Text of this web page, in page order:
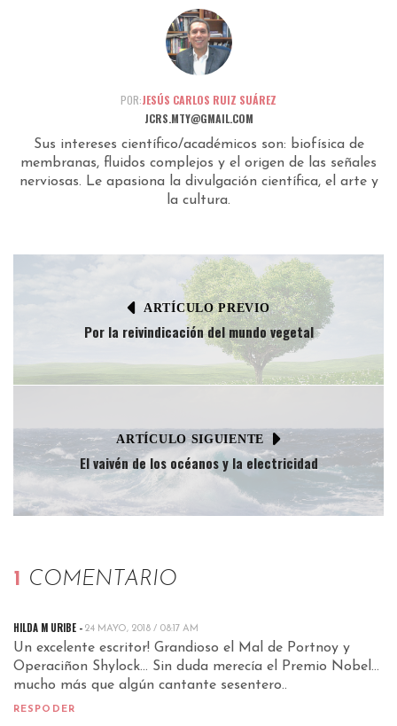
POR:JESÚS CARLOS RUIZ SUÁREZ
JCRS.MTY@GMAIL.COM
Sus intereses científico/académicos son: biofísica de
membranas, fluidos complejos y el origen de las señales
nerviosas. Le apasiona la divulgación científica, el arte y
la cultura.
ARTÍCULO PREVIO
Por la reivindicación del mundo vegetal
ARTÍCULO SIGUIENTE
El vaivén de los océanos y la electricidad
1 COMENTARIO
HILDA M URIBE - 24 MAYO, 2018 / 08:17 AM
Un excelente escritor! Grandioso el Mal de Portnoy y
Operaciñon Shylock… Sin duda merecía el Premio Nobel…
mucho más que algún cantante sesentero..
RESPODER